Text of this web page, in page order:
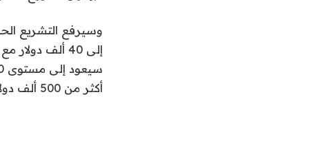
وسيرفع التشريع
أكثر من 500 ألف دولار سنوياً.